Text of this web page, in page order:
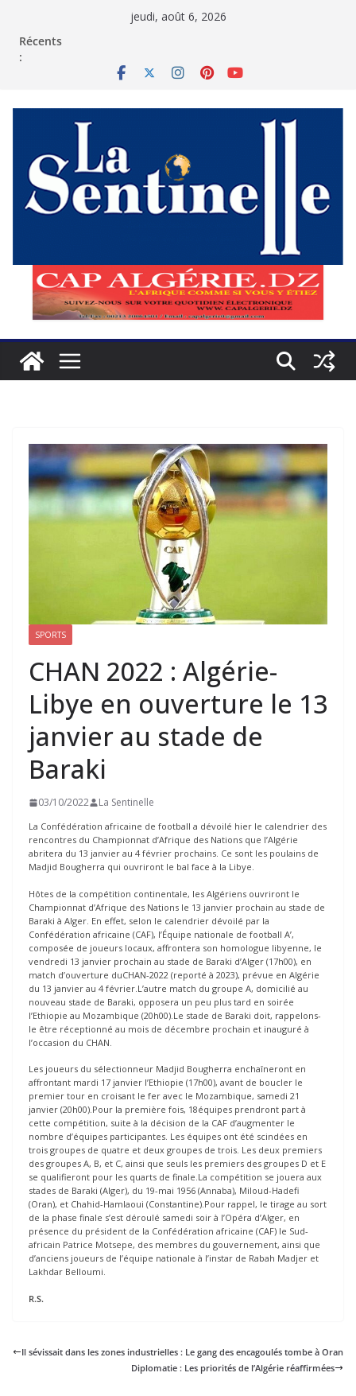
jeudi, août 6, 2026
Récents
:
SPORTS
CHAN 2022 : Algérie-
Libye en ouverture le 13
janvier au stade de
Baraki
03/10/2022 La Sentinelle
La Confédération africaine de football a dévoilé hier le calendrier des
rencontres du Championnat d’Afrique des Nations que l’Algérie
abritera du 13 janvier au 4 février prochains. Ce sont les poulains de
Madjid Bougherra qui ouvriront le bal face à la Libye.
Hôtes de la compétition continentale, les Algériens ouvriront le
Championnat d’Afrique des Nations le 13 janvier prochain au stade de
Baraki à Alger. En effet, selon le calendrier dévoilé par la
Confédération africaine (CAF), l’Équipe nationale de football A’,
composée de joueurs locaux, affrontera son homologue libyenne, le
vendredi 13 janvier prochain au stade de Baraki d’Alger (17h00), en
match d’ouverture duCHAN-2022 (reporté à 2023), prévue en Algérie
du 13 janvier au 4 février.L’autre match du groupe A, domicilié au
nouveau stade de Baraki, opposera un peu plus tard en soirée
l’Ethiopie au Mozambique (20h00).Le stade de Baraki doit, rappelons-
le être réceptionné au mois de décembre prochain et inauguré à
l’occasion du CHAN.
Les joueurs du sélectionneur Madjid Bougherra enchaîneront en
affrontant mardi 17 janvier l’Ethiopie (17h00), avant de boucler le
premier tour en croisant le fer avec le Mozambique, samedi 21
janvier (20h00).Pour la première fois, 18équipes prendront part à
cette compétition, suite à la décision de la CAF d’augmenter le
nombre d’équipes participantes. Les équipes ont été scindées en
trois groupes de quatre et deux groupes de trois. Les deux premiers
des groupes A, B, et C, ainsi que seuls les premiers des groupes D et E
se qualifieront pour les quarts de finale.La compétition se jouera aux
stades de Baraki (Alger), du 19-mai 1956 (Annaba), Miloud-Hadefi
(Oran), et Chahid-Hamlaoui (Constantine).Pour rappel, le tirage au sort
de la phase finale s’est déroulé samedi soir à l’Opéra d’Alger, en
présence du président de la Confédération africaine (CAF) le Sud-
africain Patrice Motsepe, des membres du gouvernement, ainsi que
d’anciens joueurs de l’équipe nationale à l’instar de Rabah Madjer et
Lakhdar Belloumi.
R.S.
Il sévissait dans les zones industrielles : Le gang des encagoulés tombe à Oran
Diplomatie : Les priorités de l’Algérie réaffirmées